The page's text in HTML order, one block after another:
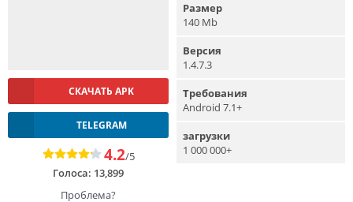
СКАЧАТЬ APK
TELEGRAM
4.2/5
Голоса: 13,899
Проблема?
Размер
140 Mb
Версия
1.4.7.3
Требования
Android 7.1+
загрузки
1 000 000+